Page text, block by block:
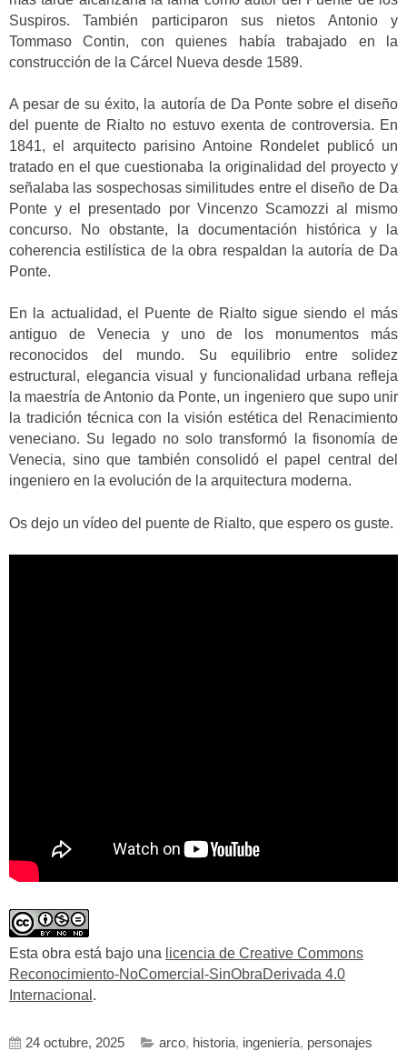
Suspiros. También participaron sus nietos Antonio y
Tommaso Contin, con quienes había trabajado en la
construcción de la Cárcel Nueva desde 1589.
A pesar de su éxito, la autoría de Da Ponte sobre el diseño
del puente de Rialto no estuvo exenta de controversia. En
1841, el arquitecto parisino Antoine Rondelet publicó un
tratado en el que cuestionaba la originalidad del proyecto y
señalaba las sospechosas similitudes entre el diseño de Da
Ponte y el presentado por Vincenzo Scamozzi al mismo
concurso. No obstante, la documentación histórica y la
coherencia estilística de la obra respaldan la autoría de Da
Ponte.
En la actualidad, el Puente de Rialto sigue siendo el más
antiguo de Venecia y uno de los monumentos más
reconocidos del mundo. Su equilibrio entre solidez
estructural, elegancia visual y funcionalidad urbana refleja
la maestría de Antonio da Ponte, un ingeniero que supo unir
la tradición técnica con la visión estética del Renacimiento
veneciano. Su legado no solo transformó la fisonomía de
Venecia, sino que también consolidó el papel central del
ingeniero en la evolución de la arquitectura moderna.
Os dejo un vídeo del puente de Rialto, que espero os guste.
Esta obra está bajo una licencia de Creative Commons
Reconocimiento-NoComercial-SinObraDerivada 4.0
Internacional .
24 octubre, 2025 arco, historia, ingeniería, personajes